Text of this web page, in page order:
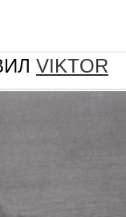
VIKTOR